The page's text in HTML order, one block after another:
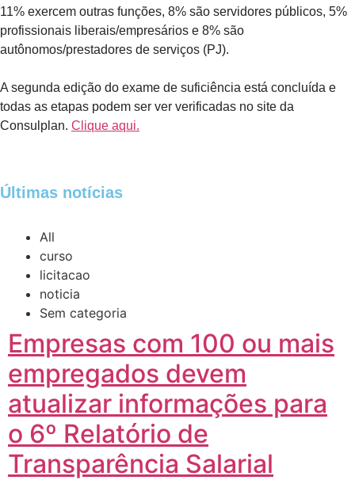
11% exercem outras funções, 8% são servidores públicos, 5%
profissionais liberais/empresários e 8% são
autônomos/prestadores de serviços (PJ).
A segunda edição do exame de suficiência está concluída e
todas as etapas podem ser ver verificadas no site da
Consulplan. Clique aqui.
Últimas notícias
All
curso
licitacao
noticia
Sem categoria
Empresas com 100 ou mais
empregados devem
atualizar informações para
o 6º Relatório de
Transparência Salarial